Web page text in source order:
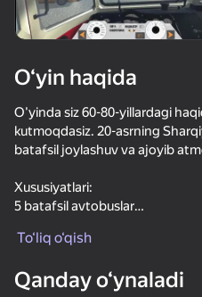
Симулятор дальнобоя
O‘yin haqida
O'yinda siz 60-80-yillardagi
kutmoqdasiz. 20-asrning
batafsil joylashuv va ajoyib
Xususiyatlari:
5 batafsil avtobuslar
haqiqiy haydash tizimi
shahar avtomobillari va
To‘liq o‘qish
Qanday o‘ynaladi